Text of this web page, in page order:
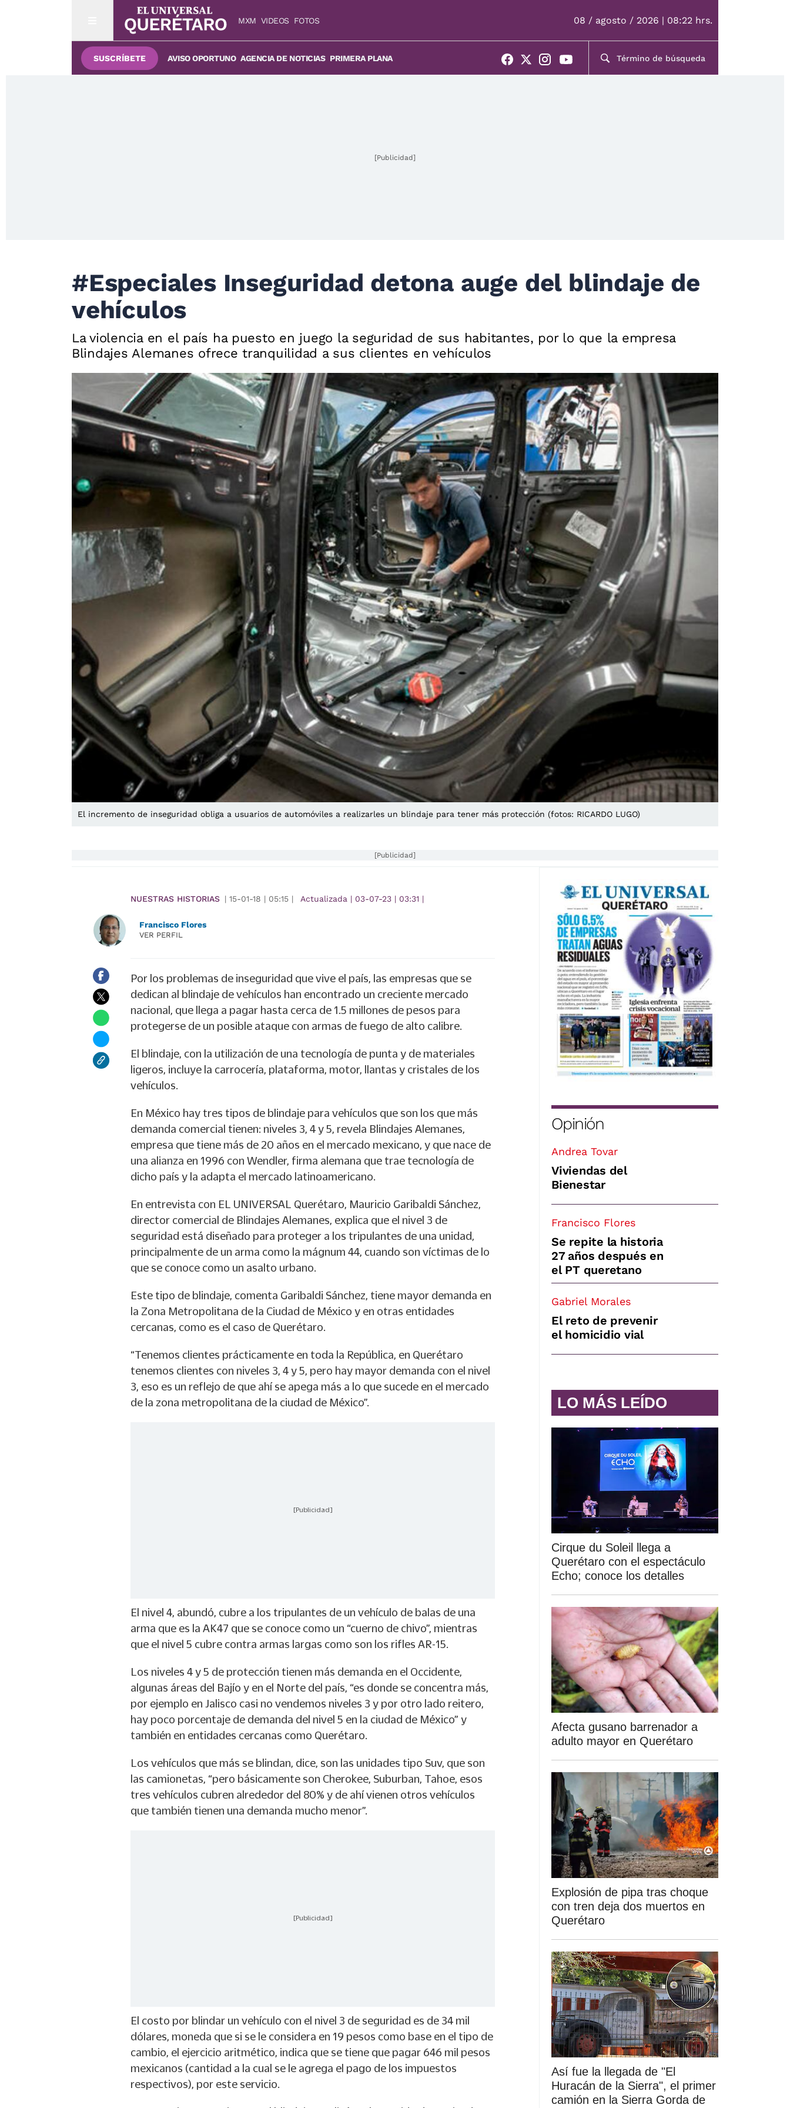
MXM VIDEOS FOTOS 08 / agosto / 2026 | 08:22 hrs.
SUSCRÍBETE AVISO OPORTUNO AGENCIA DE NOTICIAS PRIMERA PLANA
[Publicidad]
#Especiales Inseguridad detona auge del blindaje de
vehículos
La violencia en el país ha puesto en juego la seguridad de sus habitantes, por lo que la empresa
Blindajes Alemanes ofrece tranquilidad a sus clientes en vehículos
El incremento de inseguridad obliga a usuarios de automóviles a realizarles un blindaje para tener más protección (fotos: RICARDO LUGO)
[Publicidad]
NUESTRAS HISTORIAS | 15-01-18 | 05:15 | Actualizada | 03-07-23 | 03:31 |
Francisco Flores
VER PERFIL
Por los problemas de inseguridad que vive el país, las empresas que se
dedican al blindaje de vehículos han encontrado un creciente mercado
nacional, que llega a pagar hasta cerca de 1.5 millones de pesos para
protegerse de un posible ataque con armas de fuego de alto calibre.
El blindaje, con la utilización de una tecnología de punta y de materiales
ligeros, incluye la carrocería, plataforma, motor, llantas y cristales de los
vehículos.
En México hay tres tipos de blindaje para vehículos que son los que más
demanda comercial tienen: niveles 3, 4 y 5, revela Blindajes Alemanes,
empresa que tiene más de 20 años en el mercado mexicano, y que nace de
una alianza en 1996 con Wendler, firma alemana que trae tecnología de
dicho país y la adapta el mercado latinoamericano.
En entrevista con EL UNIVERSAL Querétaro, Mauricio Garibaldi Sánchez,
director comercial de Blindajes Alemanes, explica que el nivel 3 de
seguridad está diseñado para proteger a los tripulantes de una unidad,
principalmente de un arma como la mágnum 44, cuando son víctimas de lo
que se conoce como un asalto urbano.
Este tipo de blindaje, comenta Garibaldi Sánchez, tiene mayor demanda en
la Zona Metropolitana de la Ciudad de México y en otras entidades
cercanas, como es el caso de Querétaro.
“Tenemos clientes prácticamente en toda la República, en Querétaro
tenemos clientes con niveles 3, 4 y 5, pero hay mayor demanda con el nivel
3, eso es un reflejo de que ahí se apega más a lo que sucede en el mercado
de la zona metropolitana de la ciudad de México”.
[Publicidad]
El nivel 4, abundó, cubre a los tripulantes de un vehículo de balas de una
arma que es la AK47 que se conoce como un “cuerno de chivo”, mientras
que el nivel 5 cubre contra armas largas como son los rifles AR-15.
Los niveles 4 y 5 de protección tienen más demanda en el Occidente,
algunas áreas del Bajío y en el Norte del país, “es donde se concentra más,
por ejemplo en Jalisco casi no vendemos niveles 3 y por otro lado reitero,
hay poco porcentaje de demanda del nivel 5 en la ciudad de México” y
también en entidades cercanas como Querétaro.
Los vehículos que más se blindan, dice, son las unidades tipo Suv, que son
las camionetas, “pero básicamente son Cherokee, Suburban, Tahoe, esos
tres vehículos cubren alrededor del 80% y de ahí vienen otros vehículos
que también tienen una demanda mucho menor”.
[Publicidad]
El costo por blindar un vehículo con el nivel 3 de seguridad es de 34 mil
dólares, moneda que si se le considera en 19 pesos como base en el tipo de
cambio, el ejercicio aritmético, indica que se tiene que pagar 646 mil pesos
mexicanos (cantidad a la cual se le agrega el pago de los impuestos
respectivos), por este servicio.
Opinión
Andrea Tovar
Viviendas del
Bienestar
Francisco Flores
Se repite la historia
27 años después en
el PT queretano
Gabriel Morales
El reto de prevenir
el homicidio vial
LO MÁS LEÍDO
Cirque du Soleil llega a
Querétaro con el espectáculo
Echo; conoce los detalles
Afecta gusano barrenador a
adulto mayor en Querétaro
Explosión de pipa tras choque
con tren deja dos muertos en
Querétaro
Así fue la llegada de "El
Huracán de la Sierra", el primer
camión en la Sierra Gorda de